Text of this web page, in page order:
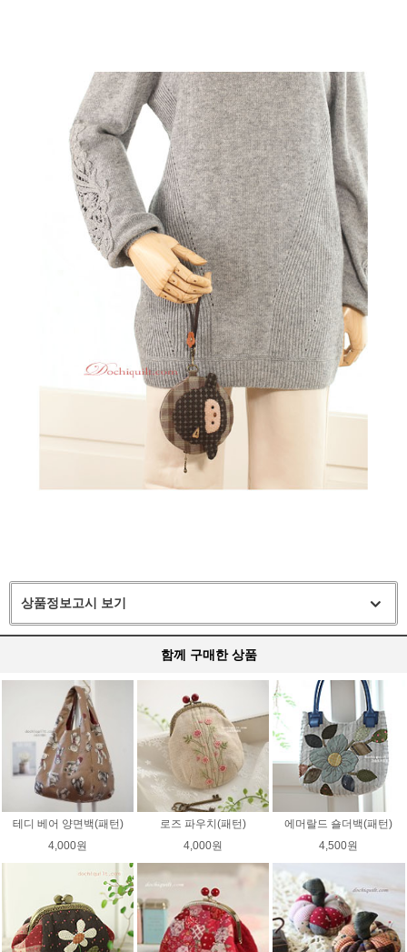
상품정보고시 보기
함께 구매한 상품
테디 베어 양면백(패턴)
4,000원
로즈 파우치(패턴)
4,000원
에머랄드 숄더백(패턴)
4,500원